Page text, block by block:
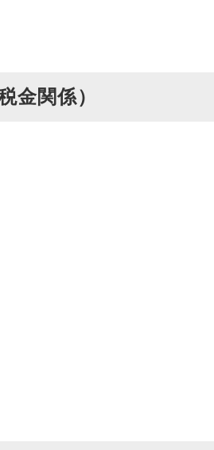
金関係）